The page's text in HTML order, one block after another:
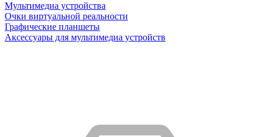
Мультимедиа устройства
Очки виртуальной реальности
Графические планшеты
Аксессуары для мультимедиа устройств